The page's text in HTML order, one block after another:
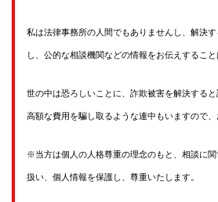
私は法律事務所の人間でもありませんし、解決
し、公的な相談機関などの情報をお伝えすること
世の中は恐ろしいことに、詐欺被害を解決する
高額な費用を騙し取るような連中もいますので、
※当方は個人の人格尊重の理念のもと、相談に
扱い、個人情報を保護し、尊重いたします。